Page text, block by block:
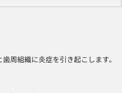
周組織に炎症を引き起こします。